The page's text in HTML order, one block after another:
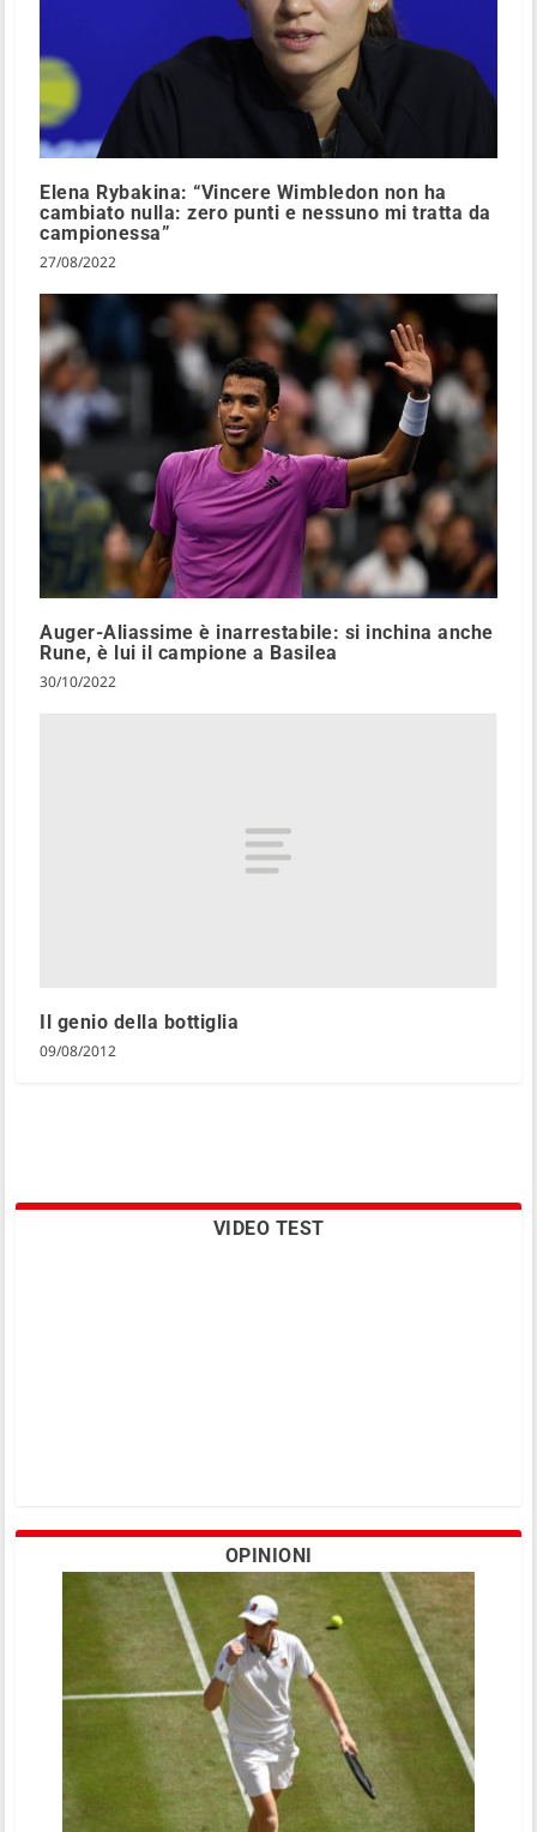
Elena Rybakina: “Vincere Wimbledon non ha
cambiato nulla: zero punti e nessuno mi tratta da
campionessa”
27/08/2022
Auger-Aliassime è inarrestabile: si inchina anche
Rune, è lui il campione a Basilea
30/10/2022
Il genio della bottiglia
09/08/2012
VIDEO TEST
OPINIONI